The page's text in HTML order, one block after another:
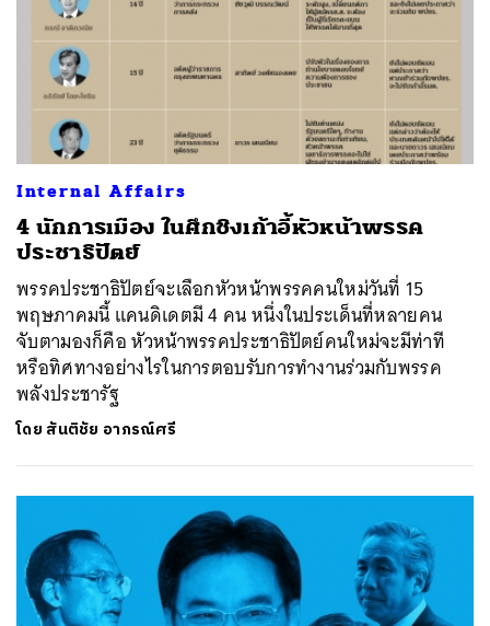
Internal Affairs
4 นักการเมือง ในศึกชิงเก้าอี้หัวหน้าพรรค
ประชาธิปัตย์
พรรคประชาธิปัตย์จะเลือกหัวหน้าพรรคคนใหม่วันที่ 15
พฤษภาคมนี้ แคนดิเดตมี 4 คน หนึ่งในประเด็นที่หลายคน
จับตามองก็คือ หัวหน้าพรรคประชาธิปัตย์คนใหม่จะมีท่าที
หรือทิศทางอย่างไรในการตอบรับการทำงานร่วมกับพรรค
พลังประชารัฐ
โดย สันติชัย อาภรณ์ศรี
ค้นหา
SHARE TWEET LINE EMAIL